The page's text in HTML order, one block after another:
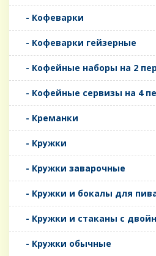
- Кофеварки
- Кофеварки гейзерные
- Кофейные наборы на 2
- Кофейные сервизы на 4
- Креманки
- Кружки
- Кружки заварочные
- Кружки и бокалы для
- Кружки и стаканы с
- Кружки обычные